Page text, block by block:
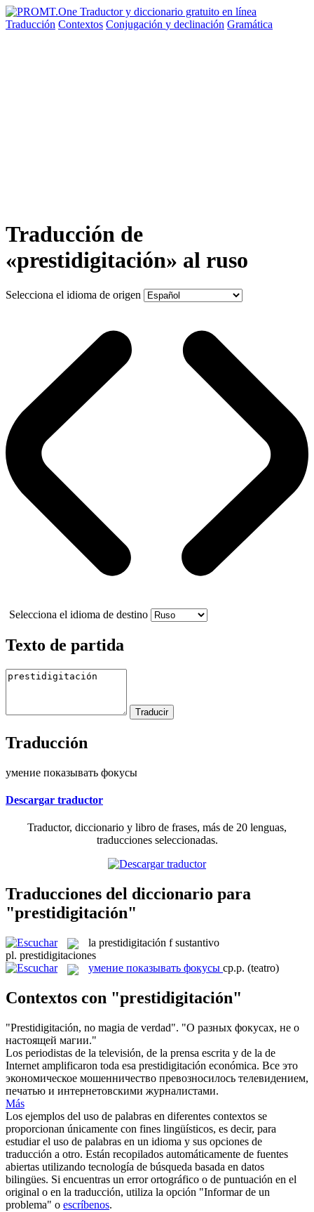
Traducción Contextos Conjugación y declinación Gramática
Traducción de
«prestidigitación» al ruso
Selecciona el idioma de origen
Selecciona el idioma de destino
Texto de partida
Traducción
умение показывать фокусы
Descargar traductor
Traductor, diccionario y libro de frases, más de 20 lenguas,
traducciones seleccionadas.
Traducciones del diccionario para
"prestidigitación"
la prestidigitación f sustantivo
pl. prestidigitaciones
умение показывать фокусы ср.р. (teatro)
Contextos con "prestidigitación"
"Prestidigitación, no magia de verdad". "О разных фокусах, не о
настоящей магии."
Los periodistas de la televisión, de la prensa escrita y de la de
Internet amplificaron toda esa prestidigitación económica. Все это
экономическое мошенничество превозносилось телевидением,
печатью и интернетовскими журналистами.
Más
Los ejemplos del uso de palabras en diferentes contextos se
proporcionan únicamente con fines lingüísticos, es decir, para
estudiar el uso de palabras en un idioma y sus opciones de
traducción a otro. Están recopilados automáticamente de fuentes
abiertas utilizando tecnología de búsqueda basada en datos
bilingües. Si encuentras un error ortográfico o de puntuación en el
original o en la traducción, utiliza la opción "Informar de un
problema" o escríbenos.